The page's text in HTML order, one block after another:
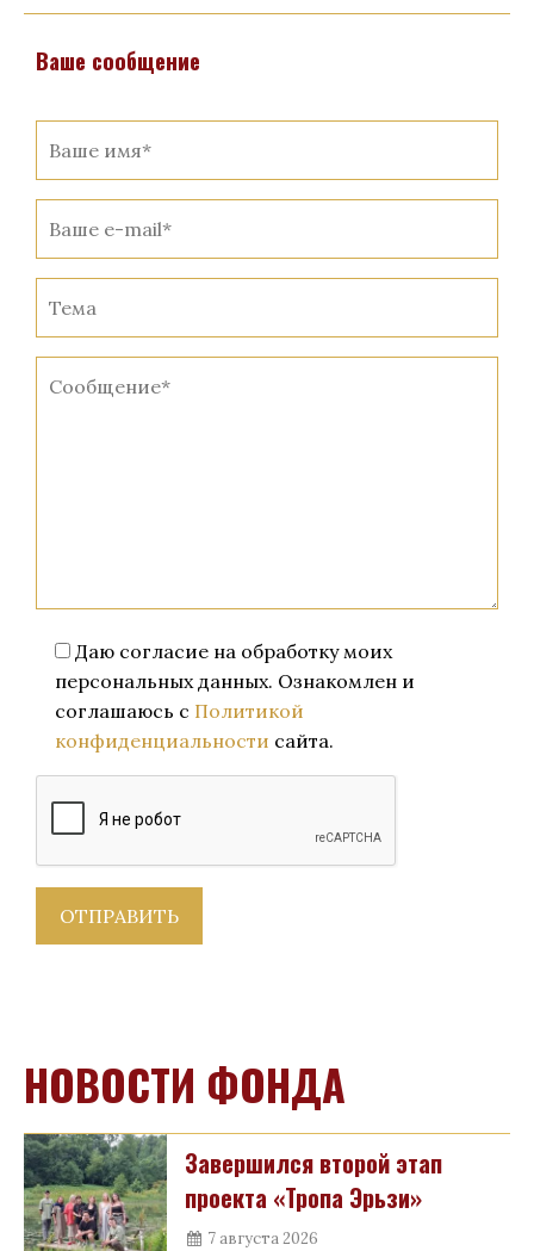
Ваше сообщение
Даю согласие на обработку моих
персональных данных. Ознакомлен и
соглашаюсь с Политикой
конфиденциальности сайта.
НОВОСТИ ФОНДА
Завершился второй этап
проекта «Тропа Эрьзи»
7 августа 2026